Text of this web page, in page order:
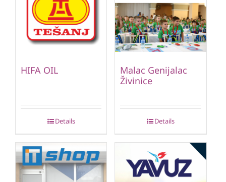
HIFA OIL
Details
Malac Genijalac
Živinice
Details